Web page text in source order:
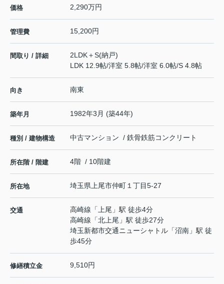
価格 2,290万円
管理費 15,200円
間取り / 詳細
2LDK＋S(納戸)
LDK 12.9帖/洋室 5.8帖/洋室 6.0帖/S 4.8帖
向き 南東
築年月 1982年3月 (築44年)
種別 / 建物構造 中古マンション / 鉄骨鉄筋コンクリート
所在階 / 階建 4階 / 10階建
所在地 埼玉県 上尾市仲町 １丁目5-27
交通 高崎線 「 上尾 」駅 徒歩4分
高崎線 「北上尾 」駅 徒歩27分
埼玉新都市交通ニューシャトル 「沼南 」駅 徒
歩45分
修繕積立金 9,510円